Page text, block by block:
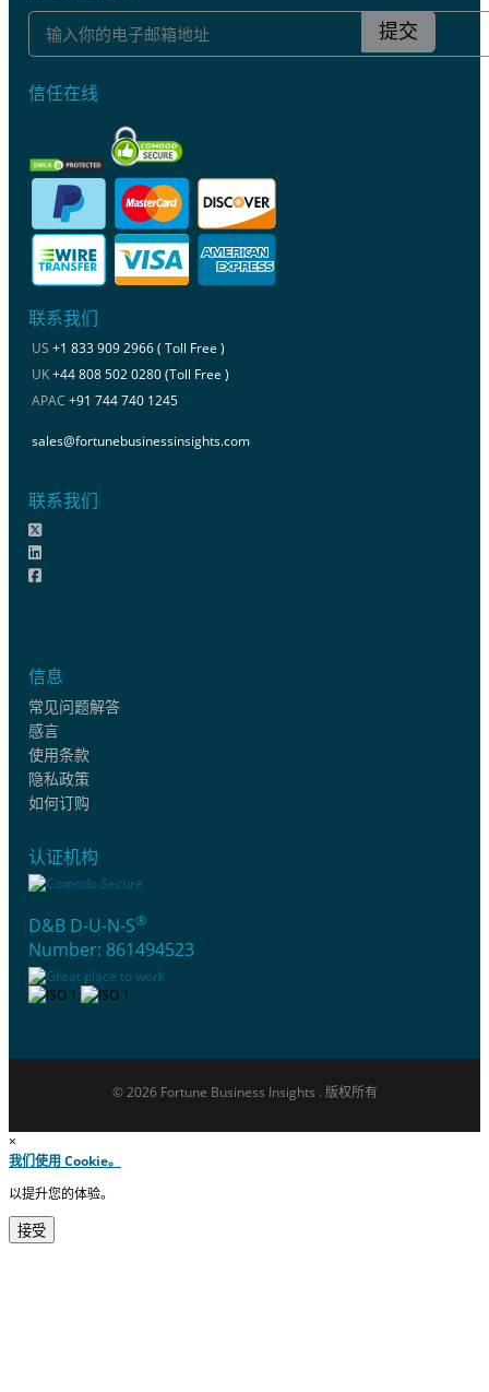
提交
信任在线
联系我们
US +1 833 909 2966 ( Toll Free )
UK+44 808 502 0280 (Toll Free )
APAC +91 744 740 1245
sales@fortunebusinessinsights.com
联系我们
信息
常见问题解答
感言
使用条款
隐私政策
如何订购
认证机构
D&B D-U-N-S®
Number: 861494523
© 2026 Fortune Business Insights . 版权所有
×
我们使用 Cookie。
以提升您的体验。
接受